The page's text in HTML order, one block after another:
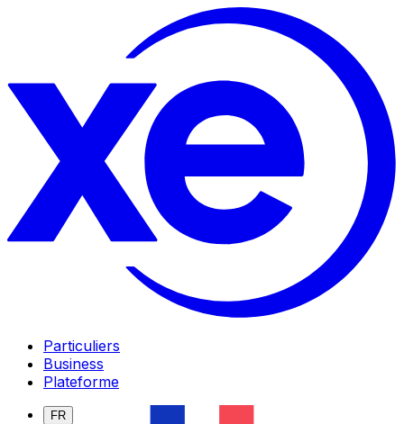
Particuliers
Business
Plateforme
FR